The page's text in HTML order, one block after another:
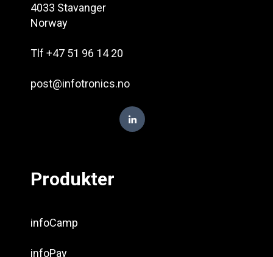
4033 Stavanger
Norway
Tlf +47 51 96 14 20
post@infotronics.no
Produkter
infoCamp
infoPay